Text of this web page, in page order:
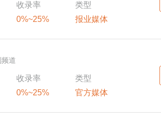
收录率
0%~25%
类型
报业媒体
道
收录率
0%~25%
类型
官方媒体